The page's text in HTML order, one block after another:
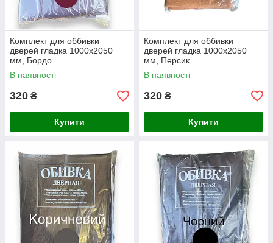
Комплект для оббивки
дверей гладка 1000х2050
мм, Бордо
В наявності
320 ₴
Купити
Комплект для оббивки
дверей гладка 1000х2050
мм, Персик
В наявності
320 ₴
Купити